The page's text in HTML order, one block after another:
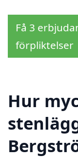
Få 3
förpliktelser
Hur